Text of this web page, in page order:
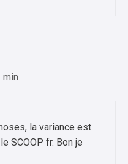
min
la variance est
SCOOP fr. Bon je